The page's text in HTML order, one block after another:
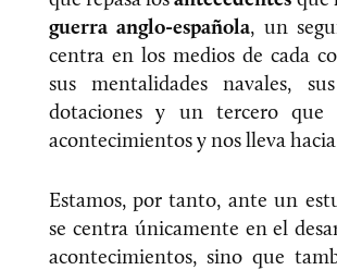
guerra anglo-española, un
centra en los medios de cada
sus mentalidades navales,
dotaciones y un tercero que
acontecimientos y nos lleva
Estamos, por tanto, ante un
se centra únicamente en el
acontecimientos, sino que